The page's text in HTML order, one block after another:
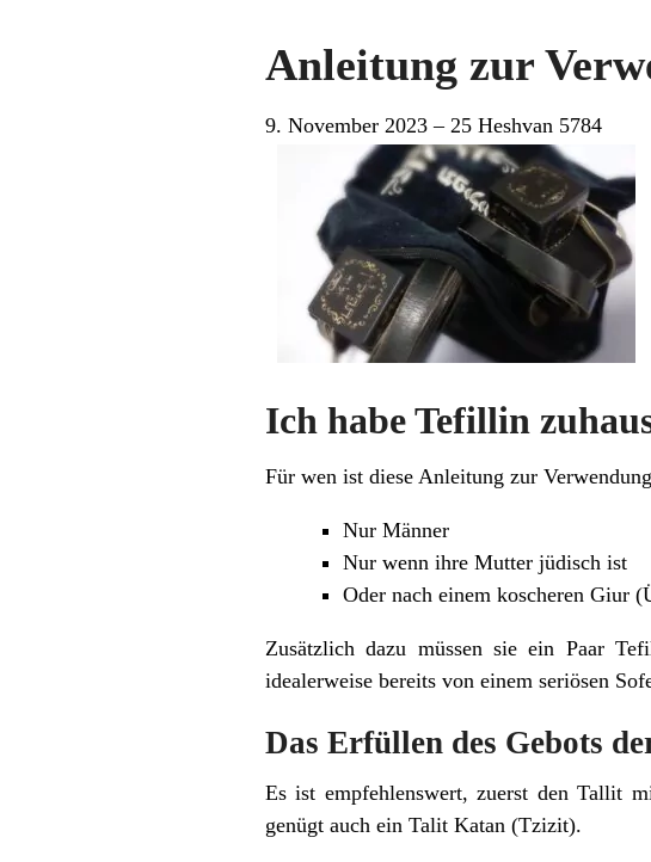
Anleitung zur
9. November 2023 – 25 Heshvan 5784
Ich habe Tefillin
Für wen ist diese Anleitung zur
Nur Männer
Nur wenn ihre Mutter jüdisch ist
Oder nach einem koscheren Giur
Zusätzlich dazu müssen sie ein Paar
idealerweise bereits von einem seriösen
Das Erfüllen des Gebots
Es ist empfehlenswert, zuerst den Tallit
genügt auch ein Talit Katan (Tzizit).